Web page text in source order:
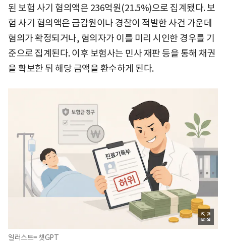
된 보험 사기 혐의액은 236억원(21.5%)으로 집계됐다. 보
험 사기 혐의액은 금감원이나 경찰이 적발한 사건 가운데
혐의가 확정되거나, 혐의자가 이를 미리 시인한 경우를 기
준으로 집계된다. 이후 보험사는 민사 재판 등을 통해 채권
을 확보한 뒤 해당 금액을 환수하게 된다.
일러스트= 챗GPT